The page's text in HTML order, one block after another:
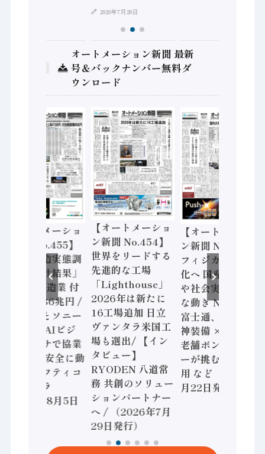
2026年7月28日
オートメーション新聞 最新
号＆バックナンバー無料ダ
ウンロード
【オートメーショ
ン新聞 No.455】
「経済構造実態調
査二次集計結果」
2024年製造業 付
加価値額86兆円 /
三菱電機とソニー
セミコン AIビジ
ョンセンサで協業
/ IDEC、安全に動
かすセーフティコ
ントローラ
（2026年8月5日
【オートメーショ
ン新聞 No.454】
世界をリードする
先進的な工場
「Lighthouse」
2026年は新たに
16工場追加 日立
ヴァンタラ米国工
場も選出/ 【イン
タビュー】
RYODEN 八道常
務 共創のソリュー
ションパートナー
へ / （2026年7月
29日発行）
【オートメーショ
ン新聞 No.453】
フィジカルAI本格
化へ 国産AI開発
や社会実装に活発
な動き Noetra、
富士通、日立 / 兵
神装備 × HMS、
老舗ポンプメーカ
ーが挑むデータ活
用 など（2026年7
月22日発行）